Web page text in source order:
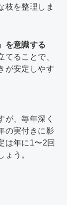
枝を整理しま
を意識する
ることで、
が安定しやす
が、毎年深く
の実付きに影
は年に1〜2回
ょう。